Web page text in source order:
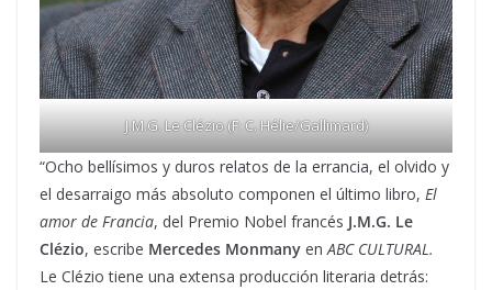
J.M.G. Le Clézio (F: C. Hélie/Gallimard)
“Ocho bellísimos y duros relatos de la errancia, el olvido y
el desarraigo más absoluto componen el último libro, El
amor de Francia, del Premio Nobel francés J.M.G. Le
Clézio, escribe Mercedes Monmany enABC CULTURAL.
Le Clézio tiene una extensa producción literaria detrás: